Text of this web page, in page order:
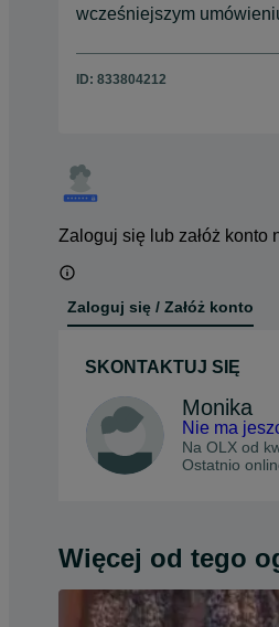
wcześniejszym
ID: 833804212
Zaloguj się lub załóż konto
Zaloguj się / Załóż konto
SKONTAKTUJ SIĘ
Monika
Nie ma
Na OLX od
Ostatnio
Więcej od tego